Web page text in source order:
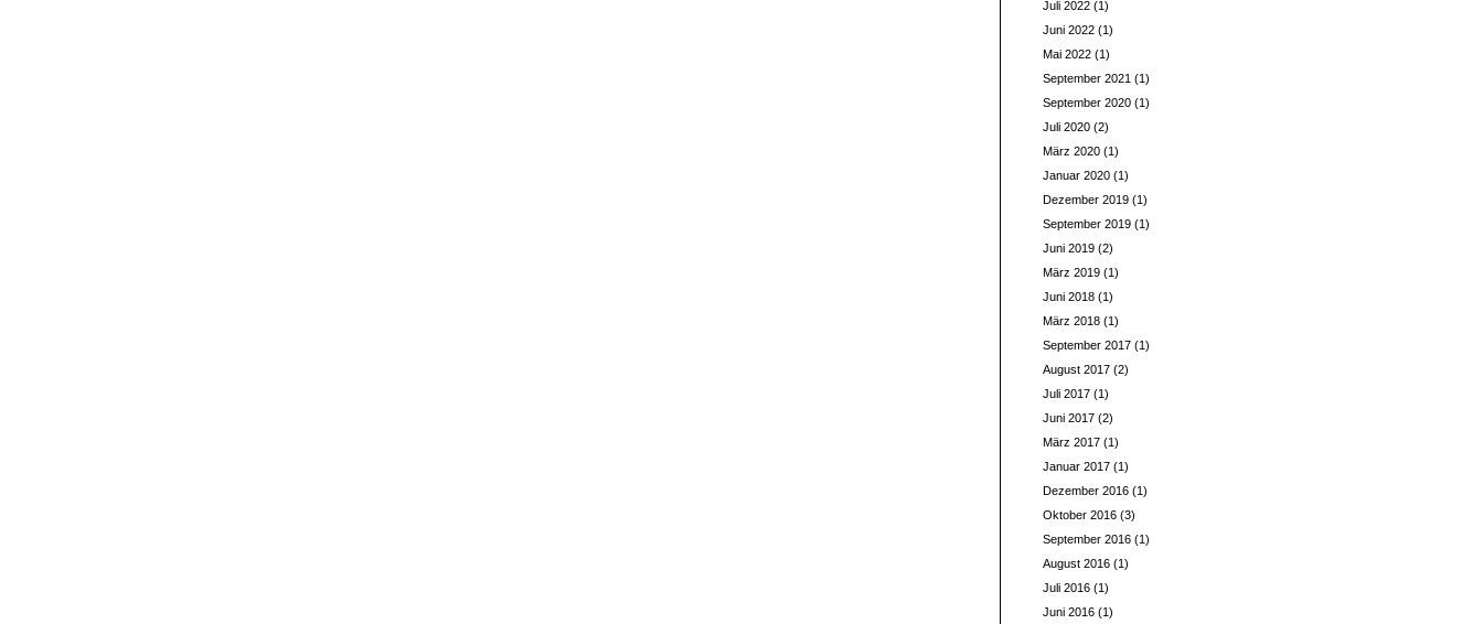
Juli 2022(1)
Juni 2022(1)
Mai 2022(1)
September 2021 (1)
September 2020(1)
Juli 2020(2)
März 2020(1)
Januar 2020(1)
Dezember 2019(1)
September 2019(1)
Juni 2019(2)
März 2019(1)
Juni 2018(1)
März 2018(1)
September 2017(1)
August 2017(2)
Juli 2017(1)
Juni 2017(2)
März 2017(1)
Januar 2017(1)
Dezember 2016(1)
Oktober 2016(3)
September 2016(1)
August 2016(1)
Juli 2016(1)
Juni 2016(1)